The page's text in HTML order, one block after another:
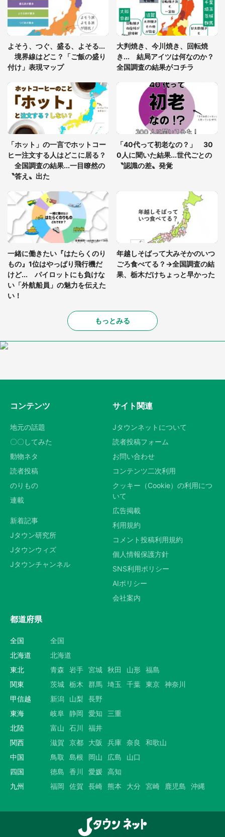
人驚がく 何が存在しないか、あなたはわかる？
「閉所恐怖症の私は新幹線で大パニック。隣席の青
年に『手を繋いで』とお願いしたら...」 体験談に
8万人感動
知らぬおじいさんがわざわざ声をかけてきて（兵庫
県・30代女性）
「ゾワゾワする」「本当に気持ち悪い」 道端でバ
グっちゃってた〝野生の野菜〟に6.5万人戦慄
よそう、つぐ、盛る、よそる...
境界線はどこ？「ご飯の盛り
付け」表現マップ
大判焼き、今川焼き、回転焼
き... 結局アイツは何なのか？
全国調査の結果がコチラ
「ホット」の一言でホットコー
ヒー注文する人はどこに居る？
全国調査の結果...一目瞭然の
〝答え〟出た
「40代って初老なの？」 30
0人に聞いた結果...世代ごとの
〝認識の差〟発覚
一緒に働きたい『はたらくのり
もの』1位はやっぱり飛行機だ
けど... パイロットにも負けな
い「外航船員」の魅力を伝えた
い！
年越しそばって大みそかのいつ
ごろ食べてる？→全国調査の結
果、栃木だけちょっと早かった
もっとみる
コンテンツ
地元の話題
〇〇してみた
動物ネタ
読者投稿
のりもの
連載
新着記事
Jタウン研究所
Jタウンウィズ
Jタウンチャンネル
サイト関連
Jタウンネットについて
読者投稿フォーム
お問い合わせ
コンテンツ二次利用
クッキー（Cookie）の利用につ
いて
広告掲載
利用規約
コメント投稿利用規約
個人情報保護方針
SNS利用ポリシー
AIポリシー
会社案内
都道府県
全国
全国
北海道
北海道
東北
青森 岩手 宮城 秋田 山形 福島
関東
茨城 栃木 群馬 埼玉 千葉 東京 神奈川
甲信越
新潟 山梨
長野
東海
岐阜 静岡 愛知
三重
北陸
富山 石川
福井
関西
滋賀 京都 大阪 兵庫 奈良
和歌山
中国
鳥取 島根 岡山 広島
山口
四国
徳島 香川 愛媛 高知
九州
福岡 佐賀 長崎 熊本 大分 宮崎 鹿児島 沖縄